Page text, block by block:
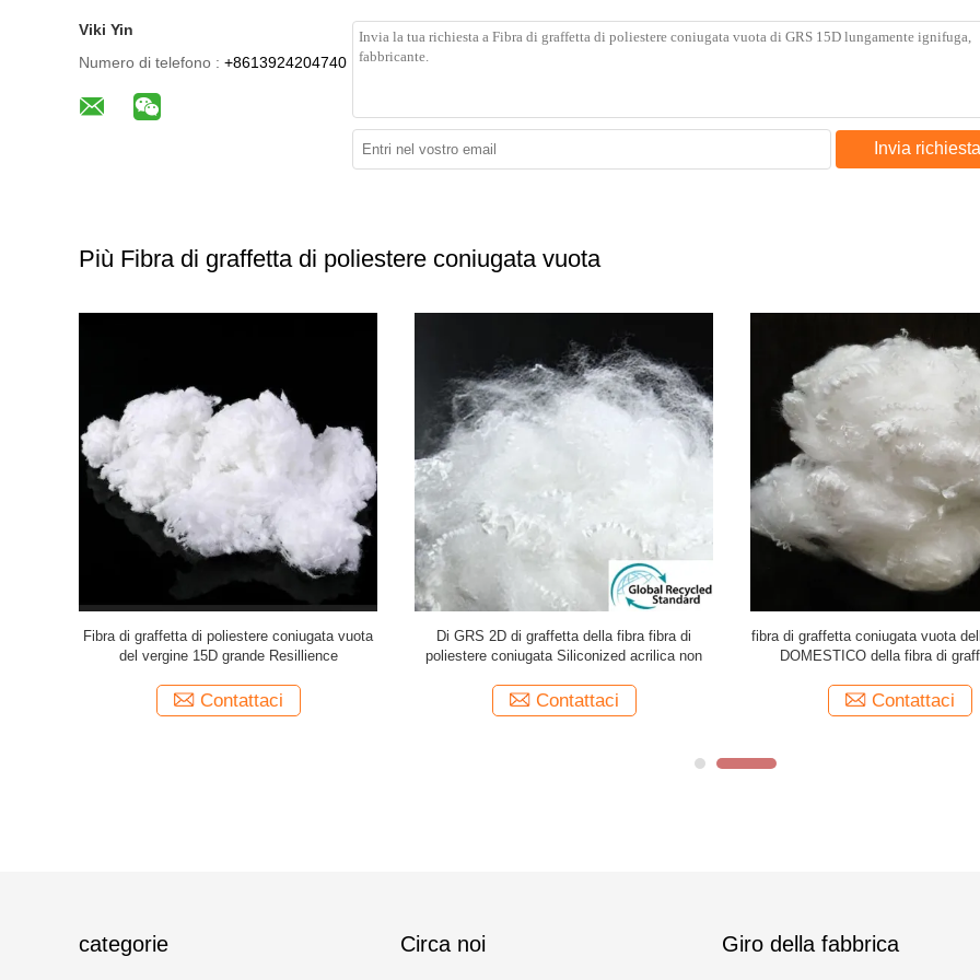
Viki Yin
Numero di telefono : +8613924204740
Invia richiesta
Più Fibra di graffetta di poliestere coniugata vuota
Fibra di graffetta di poliestere coniugata vuota
del vergine 15D grande Resillience
Contattaci
Di GRS 2D di graffetta della fibra fibra di
poliestere coniugata Siliconized acrilica non
Contattaci
fibra di graffetta coniugata vuota
DOMESTICO della fibra di
Contattaci
categorie Circa noi Giro della fabbrica